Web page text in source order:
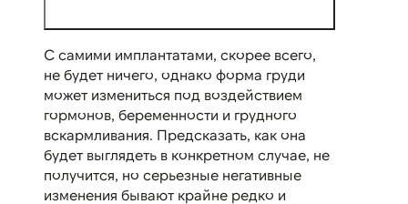
С самими имплантатами, скорее всего,
не будет ничего, однако форма груди
может измениться под воздействием
гормонов, беременности и грудного
вскармливания. Предсказать, как она
будет выглядеть в конкретном случае, не
получится, но серьезные негативные
изменения бывают крайне редко и